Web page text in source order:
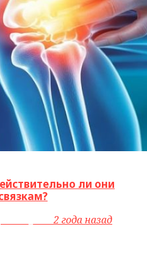
ли они
access_time2 года назад